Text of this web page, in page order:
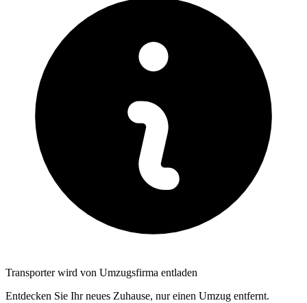
Transporter wird von Umzugsfirma entladen
Entdecken Sie Ihr neues Zuhause, nur einen Umzug entfernt.